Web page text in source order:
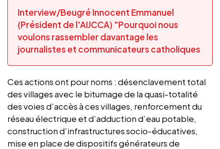
Interview/Beugré Innocent Emmanuel
(Président de l'AIJCCA) "Pourquoi nous
voulons rassembler davantage les
journalistes et communicateurs catholiques
Ces actions ont pour noms : désenclavement total
des villages avec le bitumage de la quasi-totalité
des voies d’accès à ces villages, renforcement du
réseau électrique et d’adduction d’eau potable,
construction d’infrastructures socio-éducatives,
mise en place de dispositifs générateurs de